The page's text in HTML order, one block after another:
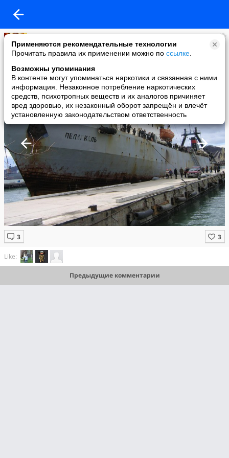
Применяются рекомендательные технологии
Прочитать правила их применении можно по ссылке
Возможны упоминания
В контенте могут упоминаться наркотики и связанная с ними
информация. Незаконное потребление наркотических
средств, психотропных веществ и их аналогов причиняет
вред здоровью, их незаконный оборот запрещён и влечёт
установленную законодательством ответственность
KRONK
added a photo
01 Nov в 20:38
Like:
Предыдущие комментарии